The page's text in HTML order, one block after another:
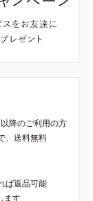
降のご利用の方
、送料無料
ば返品可能
ます